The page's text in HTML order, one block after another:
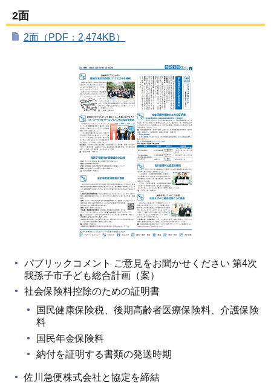
2面
2面（PDF：2,474KB）
パブリックコメント ご意見をお聞かせください 第4次
我孫子市子ども総合計画（案）
社会保険料控除のための証明書
国民健康保険税、後期高齢者医療保険料、介護保険
料
国民年金保険料
納付を証明する書類の発送時期
佐川急便株式会社と協定を締結